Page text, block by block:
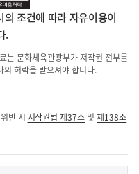
조건에 따라 자유이용이
.
는 문화체육관광부가 저작권 전부를
의 허락을 받으셔야 합니다.
반 시 저작권법 제37조 및제138조